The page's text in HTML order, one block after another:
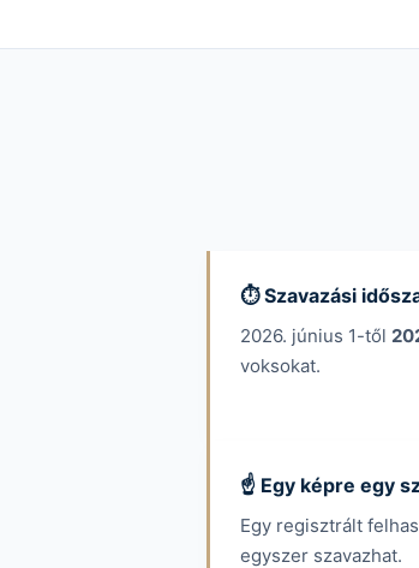
⏱️ Szavazási
2026. június 1-től
voksokat.
☝️ Egy képre egy
Egy regisztrált
egyszer szavazhat.